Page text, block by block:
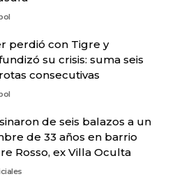
perdió con Tigre y
su crisis: suma seis
consecutivas
de seis balazos a un
de 33 años en barrio
Rosso, ex Villa Oculta